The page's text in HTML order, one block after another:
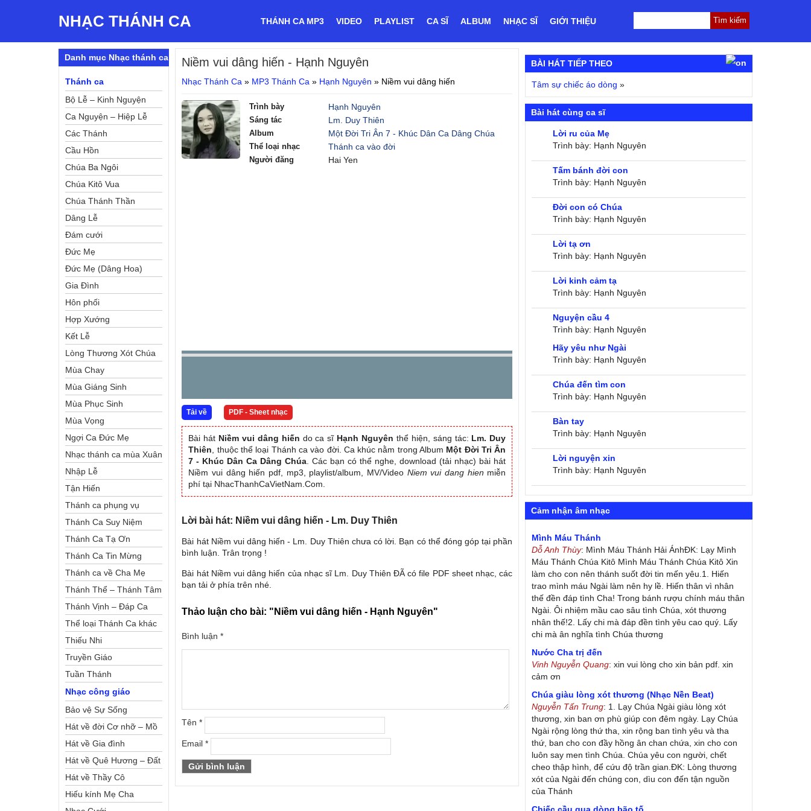
NHẠC THÁNH CA THÁNH CA MP3 VIDEO PLAYLIST CA SĨ ALBUM NHẠC SĨ GIỚI THIỆU
Niềm vui dâng hiến - Hạnh Nguyên
Nhạc Thánh Ca » MP3 Thánh Ca » Hạnh Nguyên » Niềm vui dâng hiến
Trình bày Hạnh Nguyên
Sáng tác Lm. Duy Thiên
Album Một Đời Tri Ân 7 - Khúc Dân Ca Dâng Chúa
Thể loại nhạc Thánh ca vào đời
Người đăng Hai Yen
Tải về PDF - Sheet nhạc
Bài hát Niềm vui dâng hiến do ca sĩ Hạnh Nguyên thể hiện, sáng tác: Lm. Duy
Thiên , thuộc thể loại Thánh ca vào đời. Ca khúc nằm trong Album Một Đời Tri Ân
7 - Khúc Dân Ca Dâng Chúa . Các bạn có thể nghe, download (tải nhạc) bài hát
Niềm vui dâng hiến pdf, mp3, playlist/album, MV/Video Niem vui dang hien miễn
phí tại NhacThanhCaVietNam.Com.
Lời bài hát: Niềm vui dâng hiến - Lm. Duy Thiên
Bài hát Niềm vui dâng hiến - Lm. Duy Thiên chưa có lời. Bạn có thể đóng góp tại phần
bình luận. Trân trọng !
Bài hát Niềm vui dâng hiến của nhạc sĩ Lm. Duy Thiên ĐÃ có file PDF sheet nhạc, các
bạn tải ở phía trên nhé.
Thảo luận cho bài: "Niềm vui dâng hiến - Hạnh Nguyên"
Bình luận*
Tên*
Email*
Danh mục Nhạc thánh ca
Thánh ca
Bộ Lễ – Kinh Nguyện
Ca Nguyện – Hiệp Lễ
Các Thánh
Cầu Hồn
Chúa Ba Ngôi
Chúa Kitô Vua
Chúa Thánh Thần
Dâng Lễ
Đám cưới
Đức Mẹ
Đức Mẹ (Dâng Hoa)
Gia Đình
Hôn phối
Hợp Xướng
Kết Lễ
Lòng Thương Xót Chúa
Mùa Chay
Mùa Giáng Sinh
Mùa Phục Sinh
Mùa Vọng
Ngợi Ca Đức Mẹ
Nhạc thánh ca mùa Xuân
Nhập Lễ
Tận Hiến
Thánh ca phụng vụ
Thánh Ca Suy Niệm
Thánh Ca Tạ Ơn
Thánh Ca Tin Mừng
Thánh ca về Cha Mẹ
Thánh Thể – Thánh Tâm
Thánh Vịnh – Đáp Ca
Thể loại Thánh Ca khác
Thiếu Nhi
Truyền Giáo
Tuần Thánh
Nhạc công giáo
Bảo vệ Sự Sống
Hát về đời Cơ nhỡ – Mồ
côi
Hát về Gia đình
Hát về Quê Hương – Đất
Nước
Hát về Thầy Cô
Hiếu kính Mẹ Cha
BÀI HÁT TIẾP THEO
Tâm sự chiếc áo dòng »
Bài hát cùng ca sĩ
Lời ru của Mẹ
Trình bày: Hạnh Nguyên
Tấm bánh đời con
Trình bày: Hạnh Nguyên
Đời con có Chúa
Trình bày: Hạnh Nguyên
Lời tạ ơn
Trình bày: Hạnh Nguyên
Lời kinh cảm tạ
Trình bày: Hạnh Nguyên
Nguyện cầu 4
Trình bày: Hạnh Nguyên
Hãy yêu như Ngài
Trình bày: Hạnh Nguyên
Chúa đến tìm con
Trình bày: Hạnh Nguyên
Bàn tay
Trình bày: Hạnh Nguyên
Lời nguyện xin
Trình bày: Hạnh Nguyên
Cảm nhận âm nhạc
Mình Máu Thánh
Dỗ Anh Thùy: Mình Máu Thánh Hải ÁnhĐK: Lạy Mình
Máu Thánh Chúa Kitô Mình Máu Thánh Chúa Kitô Xin
làm cho con nên thánh suốt đời tin mến yêu.1. Hiến
trao mình máu Ngài làm nên hy lề. Hiến thân vì nhân
thế đền đáp tình Cha! Trong bánh rượu chính máu thân
Ngài. Ôi nhiệm mầu cao sâu tình Chúa, xót thương
nhân thế!2. Lấy chi mà đáp đền tình yêu cao quý. Lấy
chi mà ân nghĩa tình Chúa thương
Nước Cha trị đến
Vinh Nguyễn Quang: xin vui lòng cho xin bản pdf. xin
cảm ơn
Chúa giàu lòng xót thương (Nhạc Nền Beat)
Nguyễn Tấn Trung: 1. Lạy Chúa Ngài giàu lòng xót
thương, xin ban ơn phù giúp con đêm ngày. Lạy Chúa
Ngài rộng lòng thứ tha, xin rộng ban tình yêu và tha
thứ, ban cho con đầy hồng ân chan chứa, xin cho con
luôn say men tình Chúa. Chúa yêu con người, chết
cheo thập hình, để cứu độ trần gian.ĐK: Lòng thương
xót của Ngài đến chúng con, dìu con đến tận nguồn
của Thánh